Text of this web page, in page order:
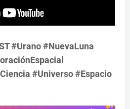
#Urano #NuevaLuna
#Universo #Espacio